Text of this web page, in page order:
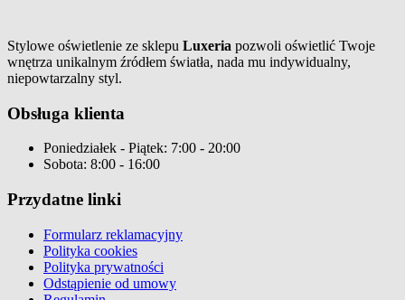
Stylowe oświetlenie ze sklepu Luxeria pozwoli oświetlić Twoje
wnętrza unikalnym źródłem światła, nada mu indywidualny,
niepowtarzalny styl.
Obsługa klienta
Poniedziałek - Piątek: 7:00 - 20:00
Sobota: 8:00 - 16:00
Przydatne linki
Formularz reklamacyjny
Polityka cookies
Polityka prywatności
Odstąpienie od umowy